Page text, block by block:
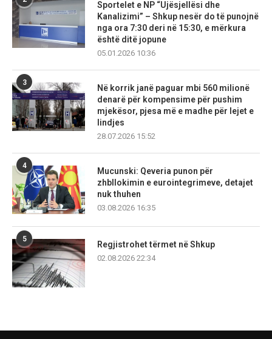
Sportelet e NP “Ujësjellësi dhe
Kanalizimi” – Shkup nesër do të punojnë
nga ora 7:30 deri në 15:30, e mërkura
është ditë jopune
05.01.2026 10:36
3
Në korrik janë paguar mbi 560 milionë
denarë për kompensime për pushim
mjekësor, pjesa më e madhe për lejet e
lindjes
28.07.2026 15:52
4
Mucunski: Qeveria punon për
zhbllokimin e eurointegrimeve, detajet
nuk thuhen
03.08.2026 16:35
5
Regjistrohet tërmet në Shkup
02.08.2026 22:34